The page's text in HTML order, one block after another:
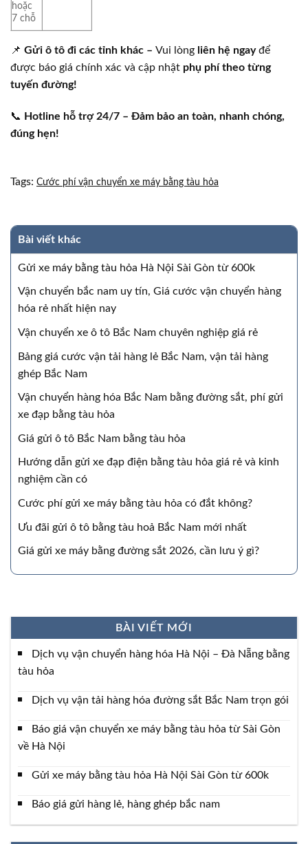
hoặc
7 chỗ
📌 Gửi ô tô đi các tỉnh khác – Vui lòng liên hệ ngayđể
được báo giá chính xác và cập nhật phụ phí theo từng
tuyến đường!
📞 Hotline hỗ trợ 24/7 – Đảm bảo an toàn, nhanh chóng,
đúng hẹn!
Tags: Cước phí vận chuyển xe máy bằng tàu hỏa
Bài viết khác
Gửi xe máy bằng tàu hỏa Hà Nội Sài Gòn từ 600k
Vận chuyển bắc nam uy tín, Giá cước vận chuyển hàng
hóa rẻ nhất hiện nay
Vận chuyển xe ô tô Bắc Nam chuyên nghiệp giá rẻ
Bảng giá cước vận tải hàng lẻ Bắc Nam, vận tải hàng
ghép Bắc Nam
Vận chuyển hàng hóa Bắc Nam bằng đường sắt, phí gửi
xe đạp bằng tàu hỏa
Giá gửi ô tô Bắc Nam bằng tàu hỏa
Hướng dẫn gửi xe đạp điện bằng tàu hỏa giá rẻ và kinh
nghiệm cần có
Cước phí gửi xe máy bằng tàu hỏa có đắt không?
Ưu đãi gửi ô tô bằng tàu hoả Bắc Nam mới nhất
Giá gửi xe máy bằng đường sắt 2026, cần lưu ý gì?
BÀI VIẾT MỚI
Dịch vụ vận chuyển hàng hóa Hà Nội – Đà Nẵng bằng
tàu hỏa
Dịch vụ vận tải hàng hóa đường sắt Bắc Nam trọn gói
Báo giá vận chuyển xe máy bằng tàu hỏa từ Sài Gòn
về Hà Nội
Gửi xe máy bằng tàu hỏa Hà Nội Sài Gòn từ 600k
Báo giá gửi hàng lẻ, hàng ghép bắc nam